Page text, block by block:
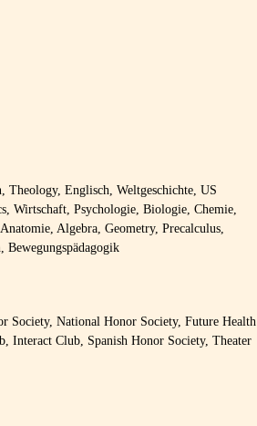
Theology, Englisch, Weltgeschichte, US
Wirtschaft, Psychologie, Biologie, Chemie,
Algebra, Geometry, Precalculus,
Society, National Honor Society, Future Health
Interact Club, Spanish Honor Society, Theater